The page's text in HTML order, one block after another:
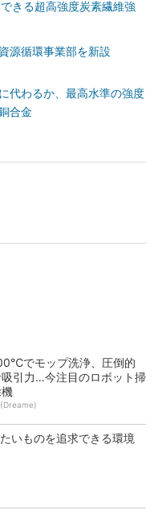
きる超高強度炭素繊維強
源循環事業部を新設
代わるか、最高水準の強度
合金
でモップ洗浄、圧倒的
吸引力…今注目のロボット掃
いものを追求できる環境